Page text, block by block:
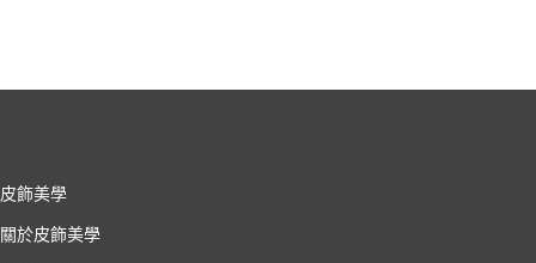
皮飾美學
關於皮飾美學